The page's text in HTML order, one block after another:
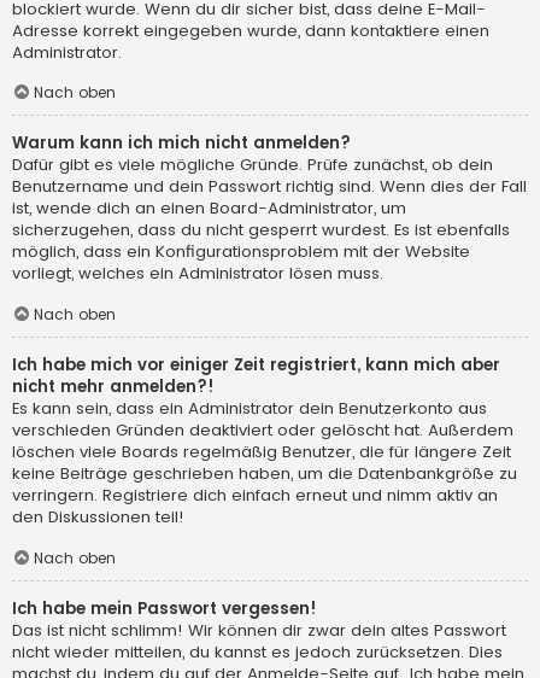
blockiert wurde. Wenn du dir sicher bist, dass deine E-Mail-
Adresse korrekt eingegeben wurde, dann kontaktiere einen
Administrator.
Nach oben
Warum kann ich mich nicht anmelden?
Dafür gibt es viele mögliche Gründe. Prüfe zunächst, ob dein
Benutzername und dein Passwort richtig sind. Wenn dies der Fall
ist, wende dich an einen Board-Administrator, um
sicherzugehen, dass du nicht gesperrt wurdest. Es ist ebenfalls
möglich, dass ein Konfigurationsproblem mit der Website
vorliegt, welches ein Administrator lösen muss.
Nach oben
Ich habe mich vor einiger Zeit registriert, kann mich aber
nicht mehr anmelden?!
Es kann sein, dass ein Administrator dein Benutzerkonto aus
verschieden Gründen deaktiviert oder gelöscht hat. Außerdem
löschen viele Boards regelmäßig Benutzer, die für längere Zeit
keine Beiträge geschrieben haben, um die Datenbankgröße zu
verringern. Registriere dich einfach erneut und nimm aktiv an
den Diskussionen teil!
Nach oben
Ich habe mein Passwort vergessen!
Das ist nicht schlimm! Wir können dir zwar dein altes Passwort
nicht wieder mitteilen, du kannst es jedoch zurücksetzen. Dies